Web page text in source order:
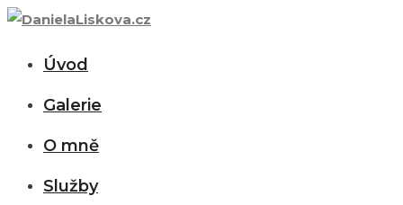
Úvod
Galerie
O mně
Služby